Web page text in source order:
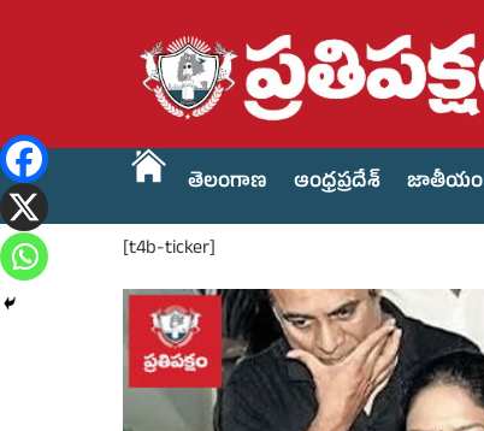
తెలంగాణ ఆంధ్రప్రదేశ్ జాతీయం
[t4b-ticker]